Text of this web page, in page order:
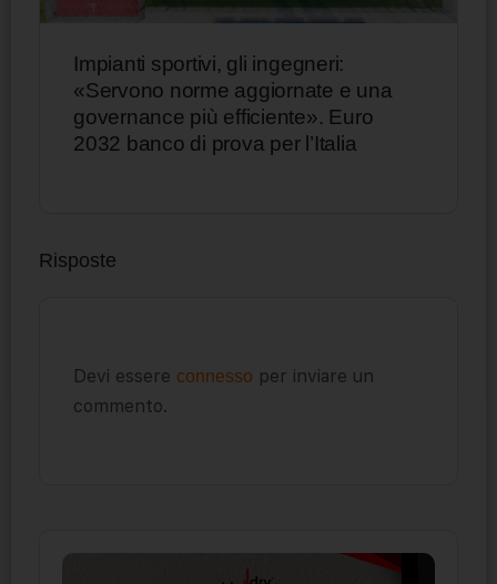
Impianti sportivi, gli ingegneri:
«Servono norme aggiornate e una
governance più efficiente». Euro
2032 banco di prova per l’Italia
Risposte
Devi essere connesso per inviare un
commento.